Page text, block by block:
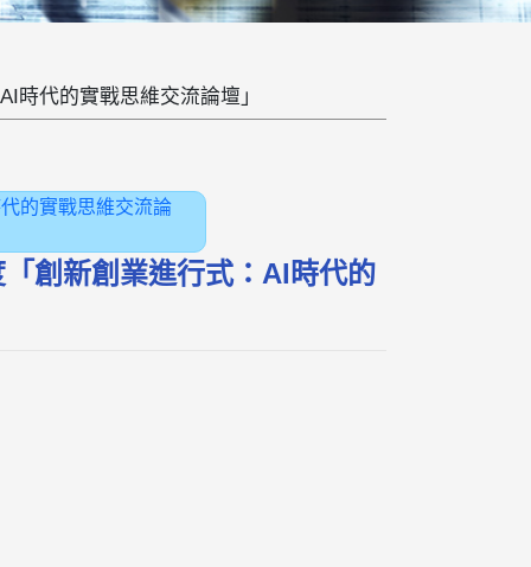
時代的實戰思維交流論壇」
的實戰思維交流論
創新創業進行式：AI時代的